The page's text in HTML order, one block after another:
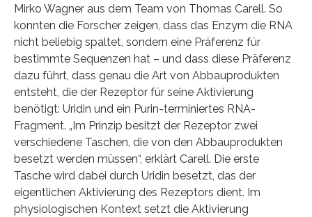
Mirko Wagner aus dem Team von Thomas Carell. So
konnten die Forscher zeigen, dass das Enzym die RNA
nicht beliebig spaltet, sondern eine Präferenz für
bestimmte Sequenzen hat – und dass diese Präferenz
dazu führt, dass genau die Art von Abbauprodukten
entsteht, die der Rezeptor für seine Aktivierung
benötigt: Uridin und ein Purin-terminiertes RNA-
Fragment. „Im Prinzip besitzt der Rezeptor zwei
verschiedene Taschen, die von den Abbauprodukten
besetzt werden müssen“, erklärt Carell. Die erste
Tasche wird dabei durch Uridin besetzt, das der
eigentlichen Aktivierung des Rezeptors dient. Im
physiologischen Kontext setzt die Aktivierung